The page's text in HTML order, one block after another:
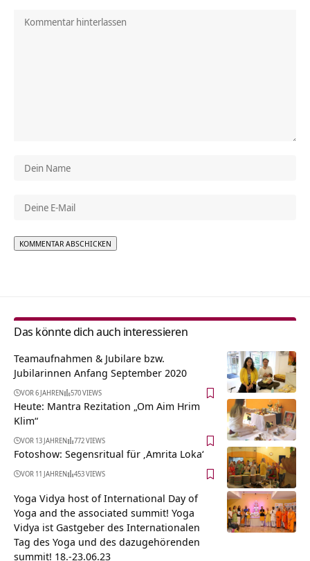
Das könnte dich auch interessieren
Teamaufnahmen & Jubilare bzw.
Jubilarinnen Anfang September 2020
VOR 6 JAHREN 570 VIEWS
Heute: Mantra Rezitation „Om Aim Hrim
Klim“
VOR 13 JAHREN 772 VIEWS
Fotoshow: Segensritual für ‚Amrita Loka‘
VOR 11 JAHREN 453 VIEWS
Yoga Vidya host of International Day of
Yoga and the associated summit! Yoga
Vidya ist Gastgeber des Internationalen
Tag des Yoga und des dazugehörenden
summit! 18.-23.06.23